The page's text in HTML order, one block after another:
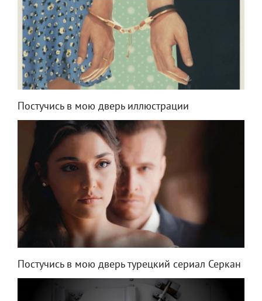
Постучись в мою дверь иллюстрации
Постучись в мою дверь турецкий сериал Серкан